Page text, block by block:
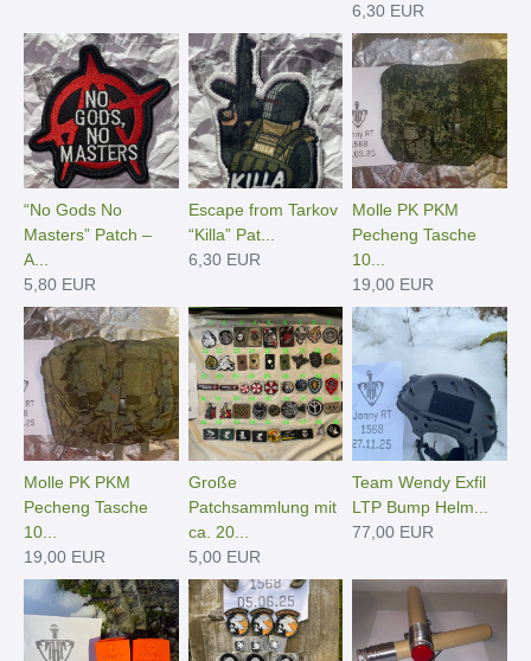
6,30 EUR
“No Gods No
Masters” Patch –
A...
5,80 EUR
Escape from Tarkov
“Killa” Pat...
6,30 EUR
Molle PK PKM
Pecheng Tasche
10...
19,00 EUR
Molle PK PKM
Pecheng Tasche
10...
19,00 EUR
Große
Patchsammlung mit
ca. 20...
5,00 EUR
Team Wendy Exfil
LTP Bump Helm...
77,00 EUR